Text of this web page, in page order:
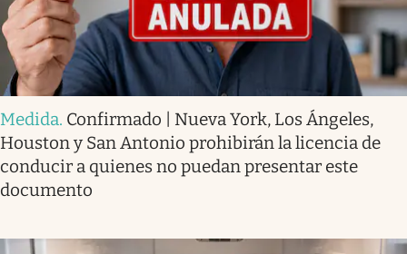
Medida. Confirmado | Nueva York, Los Ángeles,
Houston y San Antonio prohibirán la licencia de
conducir a quienes no puedan presentar este
documento